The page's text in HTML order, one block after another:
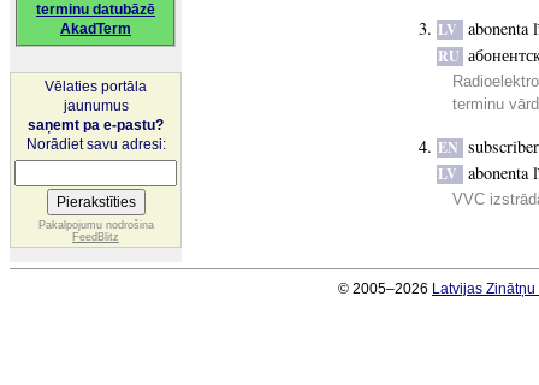
terminu datubāzē
AkadTerm
Vēlaties portāla
jaunumus
saņemt pa e-pastu?
Norādiet savu adresi:
Pakalpojumu nodrošina
FeedBlitz
LV abonenta
RU
terminu
EN
LV abonenta
VVC
© 2005–2026 Latvijas